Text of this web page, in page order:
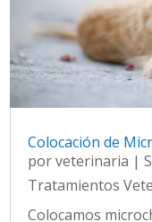
Colocación de
porveterinaria |
Tratamientos
Colocamos